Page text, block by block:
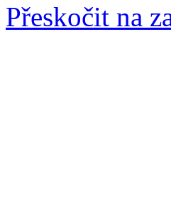
Přeskočit na